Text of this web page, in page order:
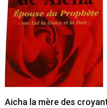
Aicha la mère des